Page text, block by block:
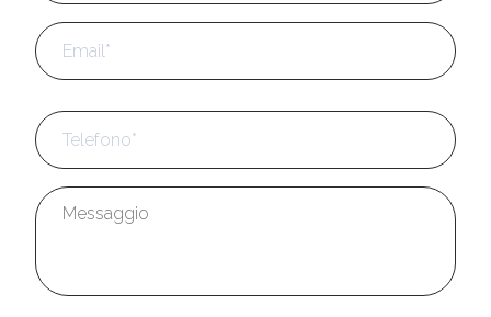
Email
Telefono *
Messaggio